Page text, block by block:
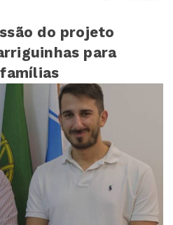
do projeto
para